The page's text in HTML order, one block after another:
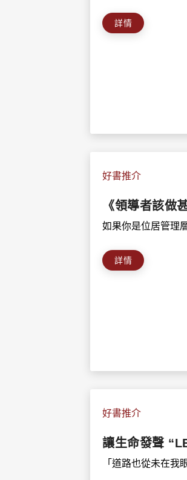
詳情
好書推介
《領導者該做
如果你是位居管理
詳情
好書推介
讓生命發聲
「道路也從未在我